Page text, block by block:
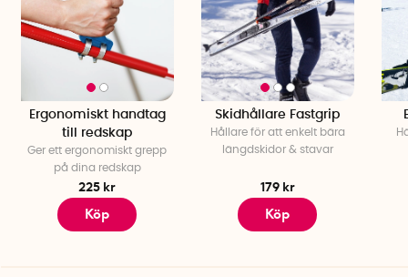
Ergonomiskt handtag
till redskap
Ger ett ergonomiskt grepp
på dina redskap
225 kr
Köp
Skidhållare Fastgrip
Hållare för att enkelt bära
längdskidor & stavar
179 kr
Köp